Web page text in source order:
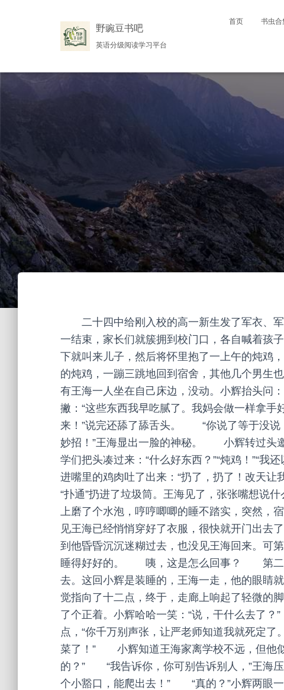
野豌豆书吧
英语分级阅读学习平台
首页 书虫合
二十四中给刚入校的高一新生发了军衣、
一结束，家长们就簇拥到校门口，各自喊着孩
下就叫来儿子，然后将怀里抱了一上午的炖
的炖鸡，一蹦三跳地回到宿舍，其他几个男生
有王海一人坐在自己床边，没动。小辉抬头
撇：“这些东西我早吃腻了。我妈会做一样拿
来！”说完还舔了舔舌头。 “你说了等于没
妙招！”王海显出一脸的神秘。 小辉转过头邀
学们把头凑过来：“什么好东西？”“炖鸡！”“
进嘴里的鸡肉吐了出来：“扔了，扔了！改天让
“扑通”扔进了垃圾筒。王海见了，张张嘴想
上磨了个水泡，哼哼唧唧的睡不踏实，突然，
见王海已经悄悄穿好了衣服，很快就开门出去
到他昏昏沉沉迷糊过去，也没见王海回来。可
睡得好好的。 咦，这是怎么回事？ 第二天
去。这回小辉是装睡的，王海一走，他的眼睛
觉指向了十二点，终于，走廊上响起了轻微的
了个正着。小辉哈哈一笑：“说，干什么去了
点，“你千万别声张，让严老师知道我就死定
菜了！” 小辉知道王海家离学校不远，但他
的？” “我告诉你，你可别告诉别人，”王海
个小豁口，能爬出去！” “真的？”小辉两眼